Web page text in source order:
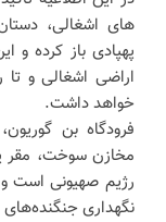
های اشغالی،
پهپادی باز کرده
اراضی اشغالی و تا
خواهد داشت.
فرودگاه بن
مخازن سوخت، مقر
رژیم صهیونی است و
نگهداری